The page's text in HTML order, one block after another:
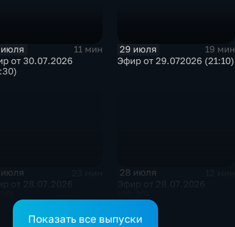
11 мин
от 30.07.2026
29 июля
19 мин
Эфир от 29.072026 (21:10)
28 июля
Показать все выпуски